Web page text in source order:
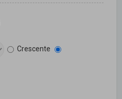
Crescente